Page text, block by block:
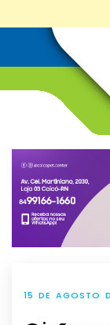
15 DE AGOSTO